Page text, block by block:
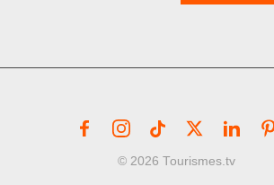
© 2026 Tourismes.tv